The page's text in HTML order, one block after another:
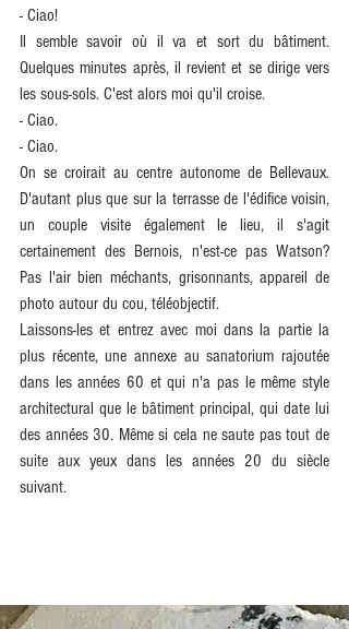
- Ciao!
Il semble savoir où il va et sort du bâtiment.
Quelques minutes après, il revient et se dirige vers
les sous-sols. C'est alors moi qu'il croise.
- Ciao.
- Ciao.
On se croirait au centre autonome de Bellevaux.
D'autant plus que sur la terrasse de l'édifice voisin,
un couple visite également le lieu, il s'agit
certainement des Bernois, n'est-ce pas Watson?
Pas l'air bien méchants, grisonnants, appareil de
photo autour du cou, téléobjectif.
Laissons-les et entrez avec moi dans la partie la
plus récente, une annexe au sanatorium rajoutée
dans les années 60 et qui n'a pas le même style
architectural que le bâtiment principal, qui date lui
des années 30. Même si cela ne saute pas tout de
suite aux yeux dans les années 20 du siècle
suivant.